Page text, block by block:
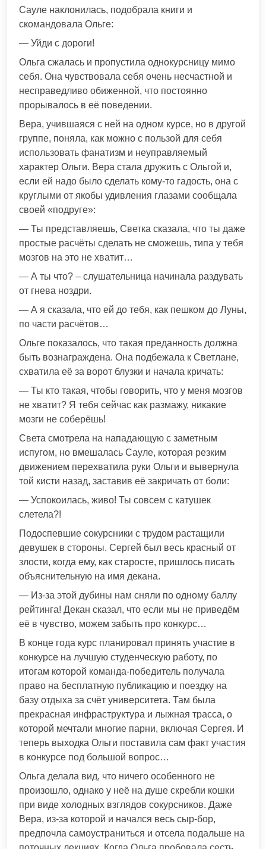
Сауле наклонилась, подобрала книги и
скомандовала Ольге:
— Уйди с дороги!
Ольга сжалась и пропустила однокурсницу мимо
себя. Она чувствовала себя очень несчастной и
несправедливо обиженной, что постоянно
прорывалось в её поведении.
Вера, учившаяся с ней на одном курсе, но в другой
группе, поняла, как можно с пользой для себя
использовать фанатизм и неуправляемый
характер Ольги. Вера стала дружить с Ольгой и,
если ей надо было сделать кому-то гадость, она с
круглыми от якобы удивления глазами сообщала
своей «подруге»:
— Ты представляешь, Светка сказала, что ты даже
простые расчёты сделать не сможешь, типа у тебя
мозгов на это не хватит…
— А ты что? – слушательница начинала раздувать
от гнева ноздри.
— А я сказала, что ей до тебя, как пешком до Луны,
по части расчётов…
Ольге показалось, что такая преданность должна
быть вознаграждена. Она подбежала к Светлане,
схватила её за ворот блузки и начала кричать:
— Ты кто такая, чтобы говорить, что у меня мозгов
не хватит? Я тебя сейчас как размажу, никакие
мозги не соберёшь!
Света смотрела на нападающую с заметным
испугом, но вмешалась Сауле, которая резким
движением перехватила руки Ольги и вывернула
той кисти назад, заставив её закричать от боли:
— Успокоилась, живо! Ты совсем с катушек
слетела?!
Подоспевшие сокурсники с трудом растащили
девушек в стороны. Сергей был весь красный от
злости, когда ему, как старосте, пришлось писать
объяснительную на имя декана.
— Из-за этой дубины нам сняли по одному баллу
рейтинга! Декан сказал, что если мы не приведём
её в чувство, можем забыть про конкурс…
В конце года курс планировал принять участие в
конкурсе на лучшую студенческую работу, по
итогам которой команда-победитель получала
право на бесплатную публикацию и поездку на
базу отдыха за счёт университета. Там была
прекрасная инфраструктура и лыжная трасса, о
которой мечтали многие парни, включая Сергея. И
теперь выходка Ольги поставила сам факт участия
в конкурсе под большой вопрос…
Ольга делала вид, что ничего особенного не
произошло, однако у неё на душе скребли кошки
при виде холодных взглядов сокурсников. Даже
Вера, из-за которой и начался весь сыр-бор,
предпочла самоустраниться и отсела подальше на